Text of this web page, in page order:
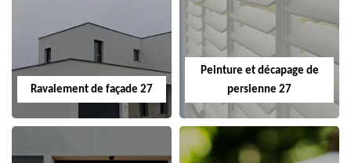
Ravalement de façade 27
Peinture et décapage de
persienne 27